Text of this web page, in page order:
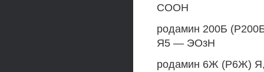
СООН
родамин 200Б
Я5 — ЭОзН
родамин 6Ж (Р6Ж)